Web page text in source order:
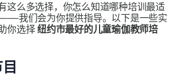
这么多选择，你怎么知道哪种培训最适
我们会为你提供指导。以下是一些实
你选择纽约市最好的儿童瑜伽教师培